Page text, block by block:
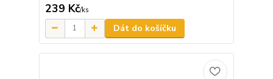
239 Kč/ks
Dát do košíčku